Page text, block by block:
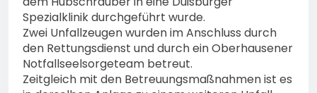
Spezialklinik durchgeführt wurde.
Zwei Unfallzeugen wurden im Anschluss durch
den Rettungsdienst und durch ein Oberhausener
Notfallseelsorgeteam betreut.
Zeitgleich mit den Betreuungsmaßnahmen ist es